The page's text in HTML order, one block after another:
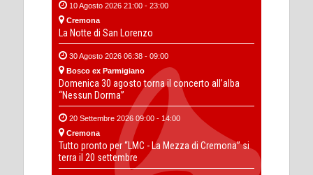
10 Agosto 2026 21:00 - 23:00
Cremona
La Notte di San Lorenzo
30 Agosto 2026 06:38 - 09:00
Bosco ex Parmigiano
Domenica 30 agosto torna il concerto all’alba
“Nessun Dorma”
20 Settembre 2026 09:00 - 14:00
Cremona
Tutto pronto per “LMC - La Mezza di Cremona” si
terra il 20 settembre